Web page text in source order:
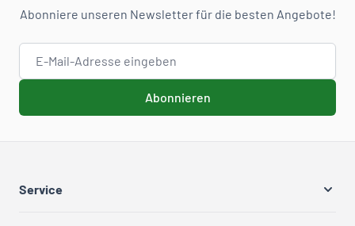
Abonniere unseren Newsletter für die besten Angebote!
E-Mail-Adresse
Abonnieren
Service